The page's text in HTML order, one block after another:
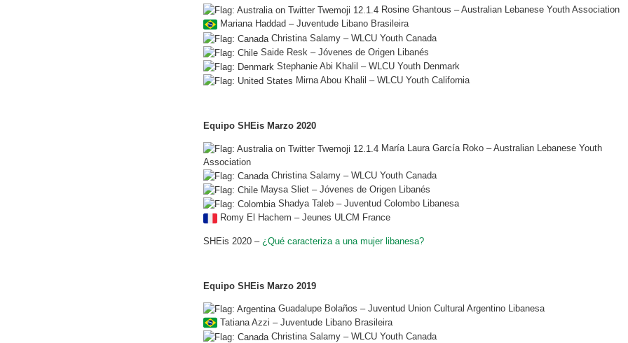
Rosine Ghantous – Australian Lebanese Youth Association
Mariana Haddad – Juventude Libano Brasileira
Christina Salamy – WLCU Youth Canada
Saide Resk – Jóvenes de Origen Libanés
Stephanie Abi Khalil – WLCU Youth Denmark
Mirna Abou Khalil – WLCU Youth California
Equipo SHEis Marzo 2020
María Laura García Roko – Australian Lebanese Youth
Association
Christina Salamy – WLCU Youth Canada
Maysa Sliet – Jóvenes de Origen Libanés
Shadya Taleb – Juventud Colombo Libanesa
Romy El Hachem – Jeunes ULCM France
SHEis 2020 – ¿Qué caracteriza a una mujer libanesa?
Equipo SHEis Marzo 2019
Guadalupe Bolaños – Juventud Union Cultural Argentino Libanesa
Tatiana Azzi – Juventude Libano Brasileira
Christina Salamy – WLCU Youth Canada